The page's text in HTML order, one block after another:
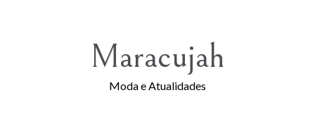
Maracujah
Moda e Atualidades